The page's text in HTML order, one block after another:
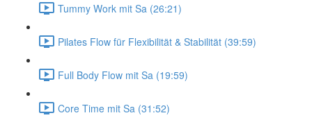
Tummy Work mit Sa (26:21)
Pilates Flow für Flexibilität & Stabilität (39:59)
Full Body Flow mit Sa (19:59)
Core Time mit Sa (31:52)